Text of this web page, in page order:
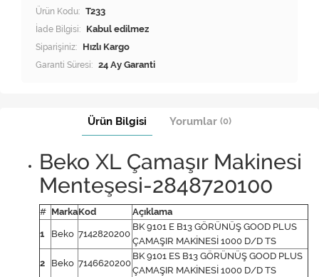
Ürün Kodu: T233
İade Bilgisi:
Siparişiniz: Hızlı Kargo
Garanti Süresi: 24 Ay Garanti
Ürün Bilgisi Yorumlar (0)
Beko XL Çamaşır Makinesi
Menteşesi-2848720100
# MarkaKod Açıklama
1 Beko 7142820200
BK 9101 E B13 GÖRÜNÜŞ GOOD PLUS
ÇAMAŞIR MAKİNESİ 1000 D/D TS
2 Beko 7146620200
BK 9101 ES B13 GÖRÜNÜŞ GOOD PLUS
ÇAMAŞIR MAKİNESİ 1000 D/D TS